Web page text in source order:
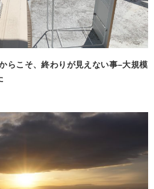
らこそ、終わりが見えない事−大規模